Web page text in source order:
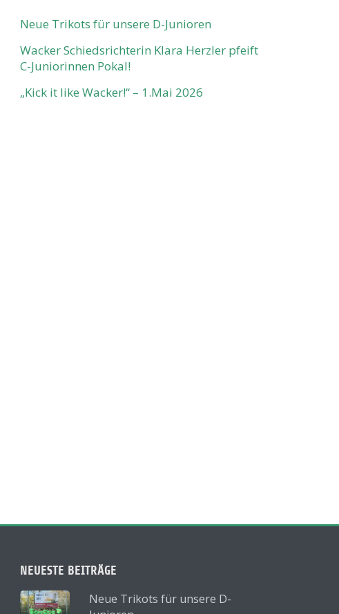
Neue Trikots für unsere D-Junioren
Wacker Schiedsrichterin Klara Herzler pfeift
C-Juniorinnen Pokal!
„Kick it like Wacker!“ – 1.Mai 2026
NEUESTE BEITRÄGE
Neue Trikots für unsere D-